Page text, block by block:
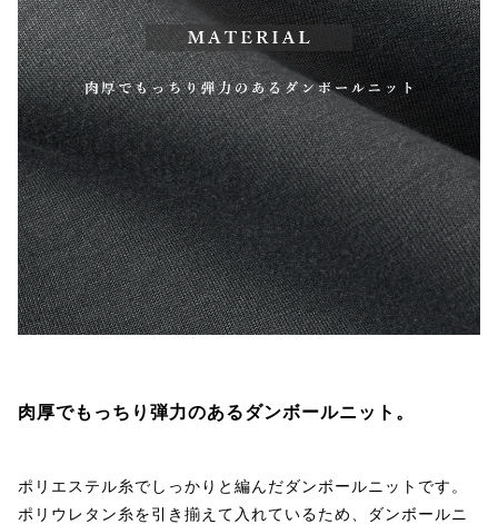
肉厚でもっちり弾力のあるダンボールニット。
ポリエステル糸でしっかりと編んだダンボールニットです。
ポリウレタン糸を引き揃えて入れているため、ダンボールニ